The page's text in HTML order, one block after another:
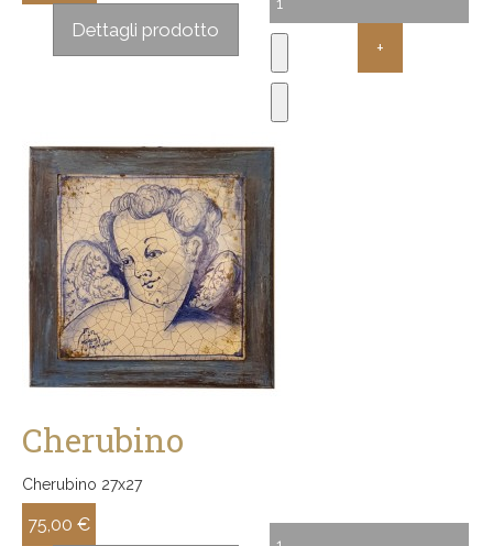
Dettagli prodotto
Cherubino
Cherubino 27x27
75,00 €